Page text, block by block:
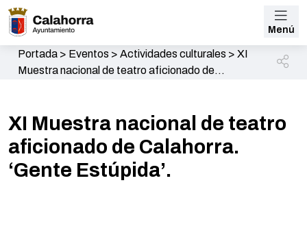
Menú
Portada> Eventos > Actividades culturales > XI
Muestra nacional de teatro aficionado de
XI Muestra nacional de teatro
aficionado de Calahorra.
‘Gente Estúpida’.